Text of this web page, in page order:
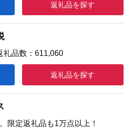
返礼品を探す
品数：611,060
返礼品を探す
限定返礼品も1万点以上！